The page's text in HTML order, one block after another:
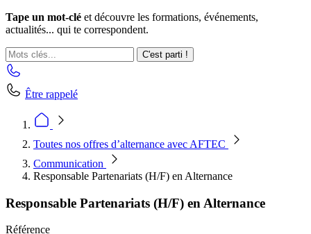
Tape un mot-clé et découvre les formations, événements,
actualités... qui te correspondent.
C'est parti !
Être rappelé
Toutes nos offres d’alternance avec AFTEC
Communication
Responsable Partenariats (H/F) en Alternance
Responsable Partenariats (H/F) en Alternance
Référence